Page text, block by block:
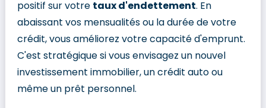
positif sur votre taux d'endettement. En
abaissant vos mensualités ou la durée de votre
crédit, vous améliorez votre capacité d'emprunt.
C'est stratégique si vous envisagez un nouvel
investissement immobilier, un crédit auto ou
même un prêt personnel.